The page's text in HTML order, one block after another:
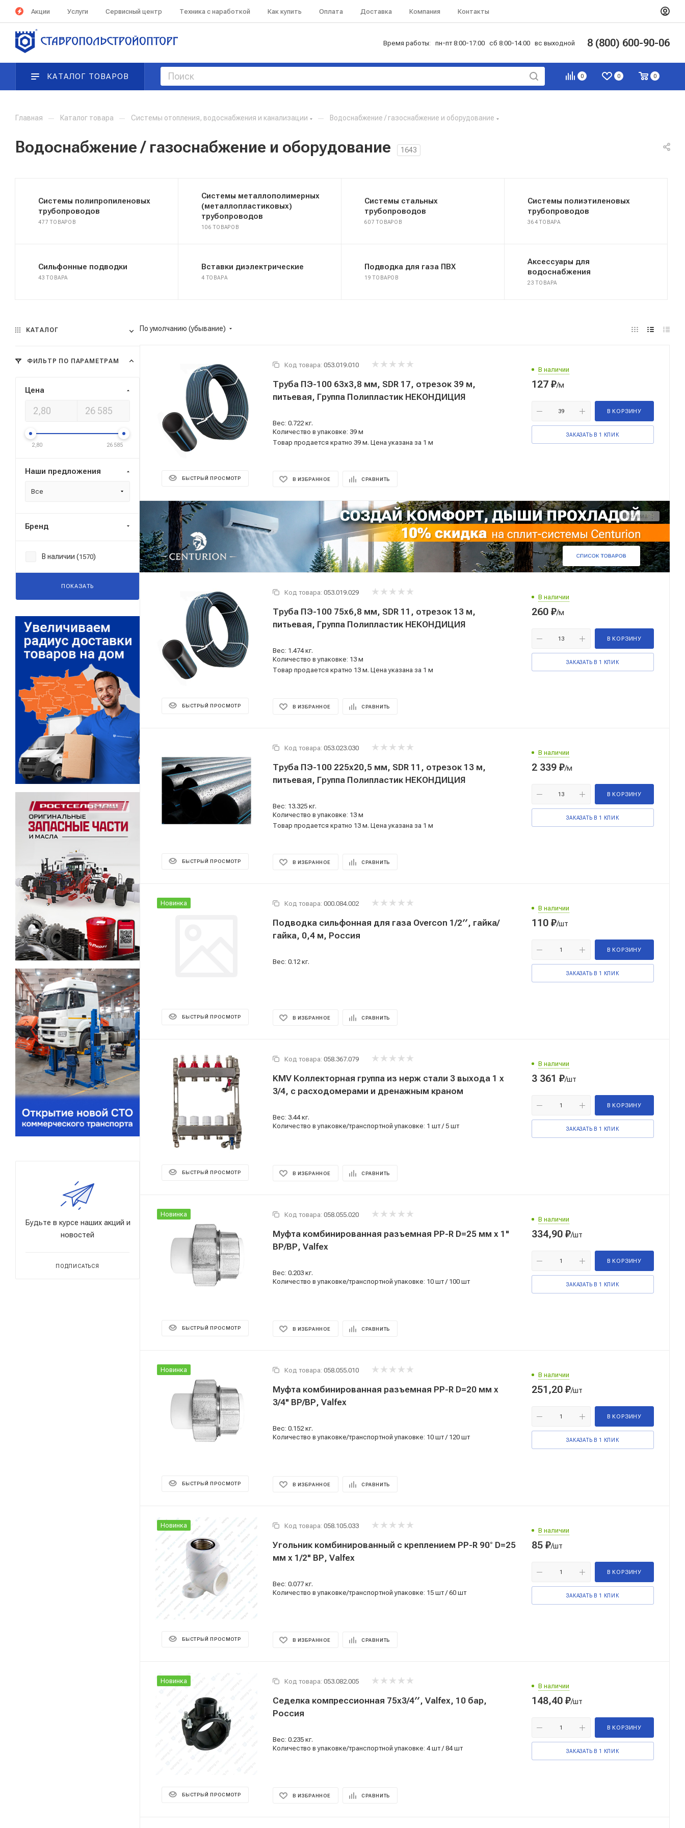
Акции Услуги Сервисный центр Техника с наработкой Как купить Оплата Доставка Компания Контакты
Время работы: пн-пт 8:00-17:00 сб 8:00-14:00 вс выходной 8 (800) 600-90-06
0 0 0
КАТАЛОГ ТОВАРОВ
Главная — Каталог товара — Системы отопления, водоснабжения и канализации — Водоснабжение / газоснабжение и оборудование
Водоснабжение / газоснабжение и оборудование 1643
Системы полипропиленовых
трубопроводов
477 ТОВАРОВ
Системы металлополимерных
(металлопластиковых)
трубопроводов
106 ТОВАРОВ
Системы стальных
трубопроводов
607 ТОВАРОВ
Системы полиэтиленовых
трубопроводов
364 ТОВАРА
Сильфонные подводки
43 ТОВАРА
Вставки диэлектрические
4 ТОВАРА
Подводка для газа ПВХ
19 ТОВАРОВ
Аксессуары для
водоснабжения
23 ТОВАРА
По умолчанию (убывание)
БЫСТРЫЙ ПРОСМОТР
Код товара: 053.019.010
Труба ПЭ-100 63x3,8 мм, SDR 17, отрезок 39 м,
питьевая, Группа Полипластик НЕКОНДИЦИЯ
Вес: 0.722 кг.
Количество в упаковке: 39 м
Товар продается кратно 39 м. Цена указана за 1 м
В ИЗБРАННОЕ СРАВНИТЬ
В наличии
127 ₽/м
В КОРЗИНУ
ЗАКАЗАТЬ В 1 КЛИК
Реклама ⋮
БЫСТРЫЙ ПРОСМОТР
Код товара: 053.019.029
Труба ПЭ-100 75x6,8 мм, SDR 11, отрезок 13 м,
питьевая, Группа Полипластик НЕКОНДИЦИЯ
Вес: 1.474 кг.
Количество в упаковке: 13 м
Товар продается кратно 13 м. Цена указана за 1 м
В ИЗБРАННОЕ СРАВНИТЬ
В наличии
260 ₽/м
В КОРЗИНУ
ЗАКАЗАТЬ В 1 КЛИК
БЫСТРЫЙ ПРОСМОТР
Код товара: 053.023.030
Труба ПЭ-100 225x20,5 мм, SDR 11, отрезок 13 м,
питьевая, Группа Полипластик НЕКОНДИЦИЯ
Вес: 13.325 кг.
Количество в упаковке: 13 м
Товар продается кратно 13 м. Цена указана за 1 м
В ИЗБРАННОЕ СРАВНИТЬ
В наличии
2 339 ₽/м
В КОРЗИНУ
ЗАКАЗАТЬ В 1 КЛИК
Новинка
БЫСТРЫЙ ПРОСМОТР
Код товара: 000.084.002
Подводка сильфонная для газа Overcon 1/2′′, гайка/
гайка, 0,4 м, Россия
Вес: 0.12 кг.
В ИЗБРАННОЕ СРАВНИТЬ
В наличии
110 ₽/шт
В КОРЗИНУ
ЗАКАЗАТЬ В 1 КЛИК
БЫСТРЫЙ ПРОСМОТР
Код товара: 058.367.079
KMV Коллекторная группа из нерж стали 3 выхода 1 х
3/4, с расходомерами и дренажным краном
Вес: 3.44 кг.
Количество в упаковке/транспортной упаковке: 1 шт / 5 шт
В ИЗБРАННОЕ СРАВНИТЬ
В наличии
3 361 ₽/шт
В КОРЗИНУ
ЗАКАЗАТЬ В 1 КЛИК
Новинка
БЫСТРЫЙ ПРОСМОТР
Код товара: 058.055.020
Муфта комбинированная разъемная PP-R D=25 мм x 1"
ВР/ВР, Valfex
Вес: 0.203 кг.
Количество в упаковке/транспортной упаковке: 10 шт / 100 шт
В ИЗБРАННОЕ СРАВНИТЬ
В наличии
334,90 ₽/шт
В КОРЗИНУ
ЗАКАЗАТЬ В 1 КЛИК
Новинка
БЫСТРЫЙ ПРОСМОТР
Код товара: 058.055.010
Муфта комбинированная разъемная PP-R D=20 мм x
3/4" ВР/ВР, Valfex
Вес: 0.152 кг.
Количество в упаковке/транспортной упаковке: 10 шт / 120 шт
В ИЗБРАННОЕ СРАВНИТЬ
В наличии
251,20 ₽/шт
В КОРЗИНУ
ЗАКАЗАТЬ В 1 КЛИК
Новинка
БЫСТРЫЙ ПРОСМОТР
Код товара: 058.105.033
Угольник комбинированный с креплением PP-R 90° D=25
мм x 1/2" ВР, Valfex
Вес: 0.077 кг.
Количество в упаковке/транспортной упаковке: 15 шт / 60 шт
В ИЗБРАННОЕ СРАВНИТЬ
В наличии
85 ₽/шт
В КОРЗИНУ
ЗАКАЗАТЬ В 1 КЛИК
Новинка
БЫСТРЫЙ ПРОСМОТР
Код товара: 053.082.005
Седелка компрессионная 75x3/4′′, Valfex, 10 бар,
Россия
Вес: 0.235 кг.
Количество в упаковке/транспортной упаковке: 4 шт / 84 шт
В ИЗБРАННОЕ СРАВНИТЬ
В наличии
148,40 ₽/шт
В КОРЗИНУ
ЗАКАЗАТЬ В 1 КЛИК
КАТАЛОГ
ФИЛЬТР ПО ПАРАМЕТРАМ
Цена
2,80 26 585
Наши предложения
Все
Бренд
В наличии (1570)
ПОКАЗАТЬ
Реклама ⋮
Будьте в курсе наших акций и
новостей
ПОДПИСАТЬСЯ